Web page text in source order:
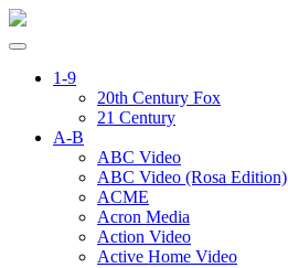
1-9
20th Century Fox
21 Century
A-B
ABC Video
ABC Video (Rosa Edition)
ACME
Acron Media
Action Video
Active Home Video